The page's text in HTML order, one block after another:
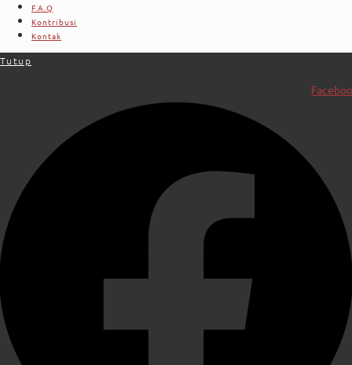
F.A.Q
Kontribusi
Kontak
Tutup